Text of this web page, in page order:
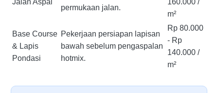
permukaan jalan.
m²
Base Course
& Lapis
Pondasi
Pekerjaan persiapan lapisan
bawah sebelum pengaspalan
hotmix.
Rp 80.000
- Rp
140.000 /
m²